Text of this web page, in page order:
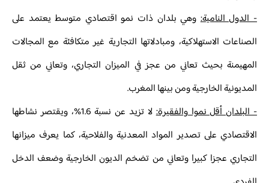
- الدول النامية:وهي بلدان ذات نمو اقتصادي متوسط يعتمد على
الصناعات الاستهلاكية، ومبادلاتها التجارية غير متكافئة مع المجالات
المهيمنة بحيث تعاني من عجز في الميزان التجاري، وتعاني من ثقل
المديونية الخارجية ومن بينها المغرب.
- البلدان أقل نموا والفقيرة:
لا تزيد عن نسبة 1.6%، ويقتصر نشاطها
الاقتصادي على تصدير المواد المعدنية والفلاحية، كما يعرف ميزانها
التجاري عجزا كبيرا وتعاني من تضخم الديون الخارجية وضعف الدخل